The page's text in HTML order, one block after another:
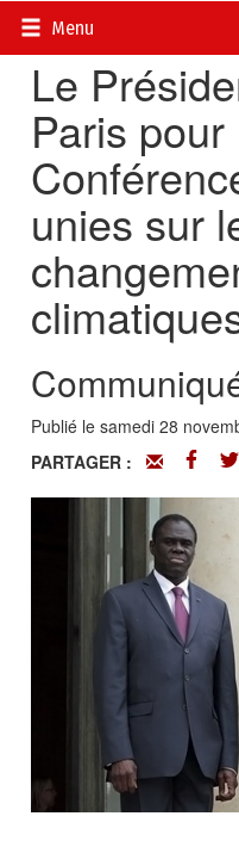
Menu
Accueil>
Le
Paris pour
unies sur
Publié le samedi 28
PARTAGER :